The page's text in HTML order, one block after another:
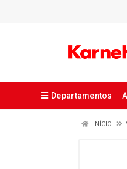
Departamentos
INÍCIO